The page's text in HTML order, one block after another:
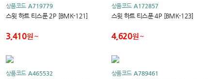
상품코드 A719779
스윗 하트 티스푼 2P [BMK-121]
3,410원
상품코드 A172857
스윗 하트 티스푼 4P [BMK-123]
4,620원
상품코드 A465532 상품코드 A789461